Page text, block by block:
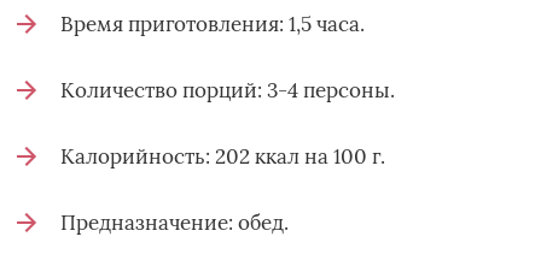
Время приготовления: 1,5 часа.
Количество порций: 3-4 персоны.
Калорийность: 202 ккал на 100 г.
Предназначение: обед.